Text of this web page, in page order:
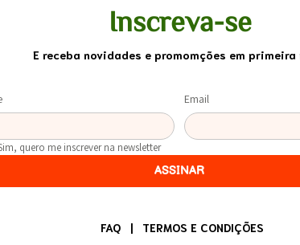
Inscreva-se
E receba novidades e promomções em primeira
Email
quero me inscrever na newsletter
ASSINAR
FAQ| TERMOS E CONDIÇÕES